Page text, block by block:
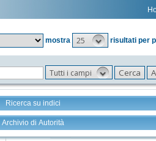
mostra
25 risultati per
Tutti i campi
Ricerca su indici
Archivio di Autorità
Tutto +